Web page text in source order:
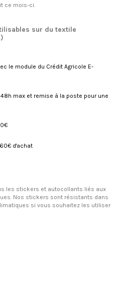
ce mois-ci.
sur du textile
le module du Crédit Agricole E-
max et remise à la poste pour une
d'achat
les stickers et autocollants liés aux
Nos stickers sont résistants dans
si vous souhaitez les utiliser